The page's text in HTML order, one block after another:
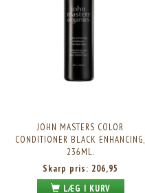
JOHN MASTERS COLOR
CONDITIONER BLACK ENHANCING,
236ML.
Skarp pris: 206,95
LÆG I KURV